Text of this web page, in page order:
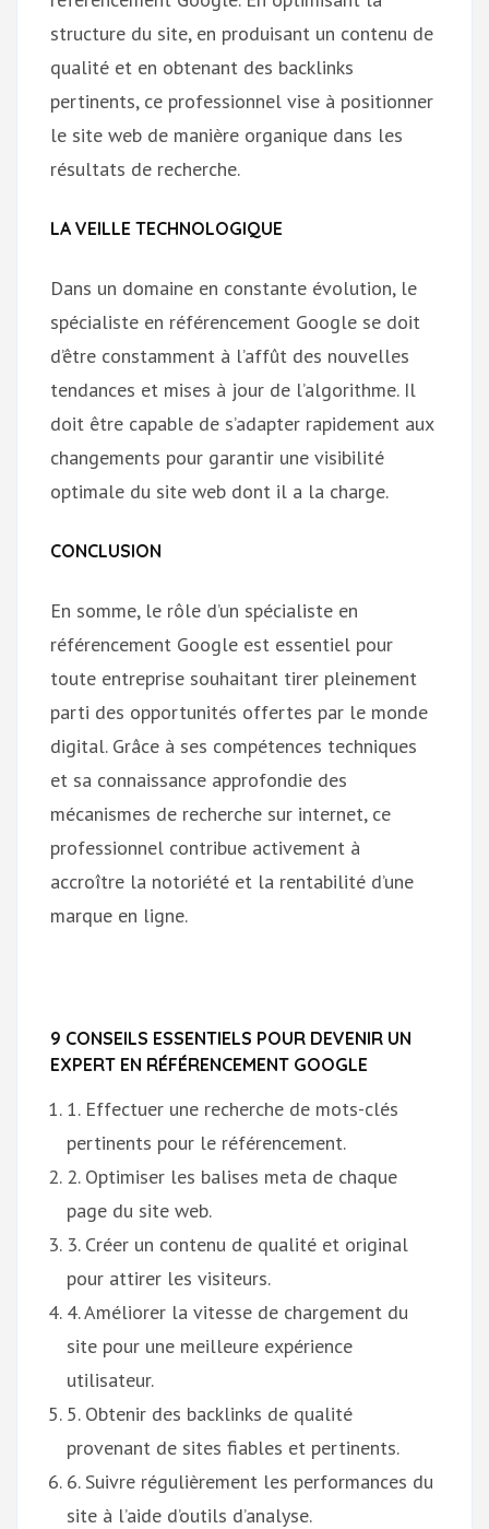
structure du site, en produisant un contenu de
qualité et en obtenant des backlinks
pertinents, ce professionnel vise à positionner
le site web de manière organique dans les
résultats de recherche.
LA VEILLE TECHNOLOGIQUE
Dans un domaine en constante évolution, le
spécialiste en référencement Google se doit
d’être constamment à l’affût des nouvelles
tendances et mises à jour de l’algorithme. Il
doit être capable de s’adapter rapidement aux
changements pour garantir une visibilité
optimale du site web dont il a la charge.
CONCLUSION
En somme, le rôle d’un spécialiste en
référencement Google est essentiel pour
toute entreprise souhaitant tirer pleinement
parti des opportunités offertes par le monde
digital. Grâce à ses compétences techniques
et sa connaissance approfondie des
mécanismes de recherche sur internet, ce
professionnel contribue activement à
accroître la notoriété et la rentabilité d’une
marque en ligne.
9 CONSEILS ESSENTIELS POUR DEVENIR UN
EXPERT EN RÉFÉRENCEMENT GOOGLE
1. Effectuer une recherche de mots-clés
pertinents pour le référencement.
2. Optimiser les balises meta de chaque
page du site web.
3. Créer un contenu de qualité et original
pour attirer les visiteurs.
4. Améliorer la vitesse de chargement du
site pour une meilleure expérience
utilisateur.
5. Obtenir des backlinks de qualité
provenant de sites fiables et pertinents.
6. Suivre régulièrement les performances du
site à l’aide d’outils d’analyse.